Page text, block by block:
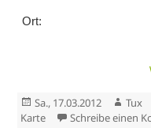
Ort:
Veröffentlicht
am
Sa., 17.03.2012 Autor
Tux
Karte
Schreibe einen